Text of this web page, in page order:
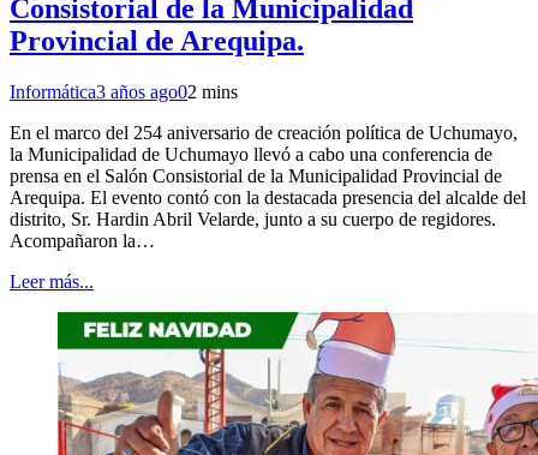
Consistorial de la Municipalidad
Provincial de Arequipa.
Informática3 años ago02 mins
En el marco del 254 aniversario de creación política de Uchumayo,
la Municipalidad de Uchumayo llevó a cabo una conferencia de
prensa en el Salón Consistorial de la Municipalidad Provincial de
Arequipa. El evento contó con la destacada presencia del alcalde del
distrito, Sr. Hardin Abril Velarde, junto a su cuerpo de regidores.
Acompañaron la…
Leer más...